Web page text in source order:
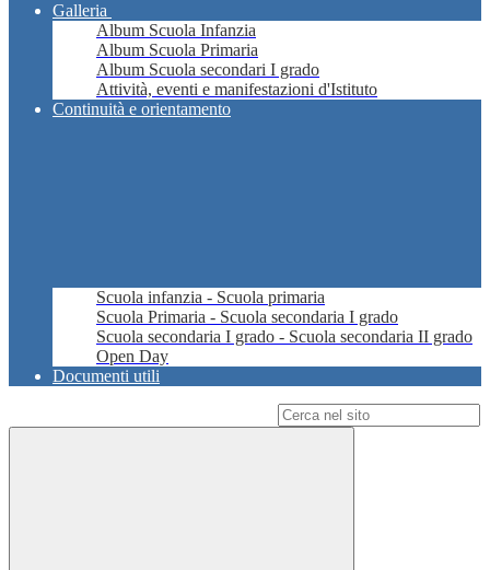
Galleria
Album Scuola Infanzia
Album Scuola Primaria
Album Scuola secondari I grado
Attività, eventi e manifestazioni d'Istituto
Continuità e orientamento
Scuola infanzia - Scuola primaria
Scuola Primaria - Scuola secondaria I grado
Scuola secondaria I grado - Scuola secondaria II grado
Open Day
Documenti utili